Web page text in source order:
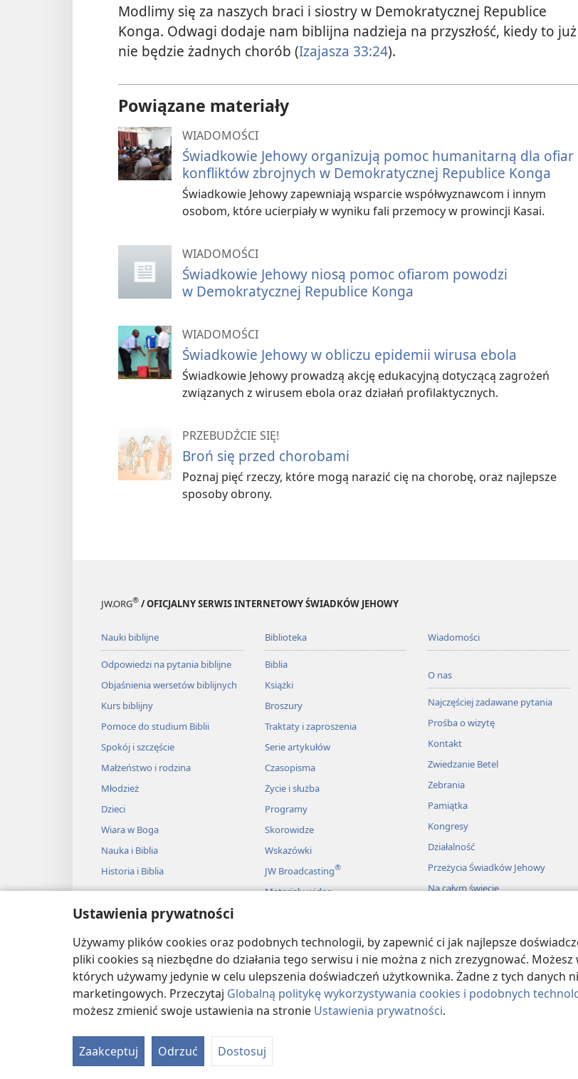
Ustawienia prywatności
Używamy plików cookies oraz podobnych technologii, by zapewnić ci jak najlepsze
pliki cookies są niezbędne do działania tego serwisu i nie można z nich zrezygnować.
których używamy jedynie w celu ulepszenia doświadczeń użytkownika. Żadne z tych danych
marketingowych. Przeczytaj Globalną politykę wykorzystywania cookies i podobnych
możesz zmienić swoje ustawienia na stronie Ustawienia prywatności.
Zaakceptuj Odrzuć Dostosuj
Modlimy się za naszych braci i siostry w Demokratycznej Republice
Konga. Odwagi dodaje nam biblijna nadzieja na przyszłość, kiedy to już
nie będzie żadnych chorób (Izajasza 33:24).
Powiązane materiały
WIADOMOŚCI
Świadkowie Jehowy organizują pomoc humanitarną dla ofiar
konfliktów zbrojnych w Demokratycznej Republice Konga
Świadkowie Jehowy zapewniają wsparcie współwyznawcom i innym
osobom, które ucierpiały w wyniku fali przemocy w prowincji Kasai.
WIADOMOŚCI
Świadkowie Jehowy niosą pomoc ofiarom powodzi
w Demokratycznej Republice Konga
WIADOMOŚCI
Świadkowie Jehowy w obliczu epidemii wirusa ebola
Świadkowie Jehowy prowadzą akcję edukacyjną dotyczącą zagrożeń
związanych z wirusem ebola oraz działań profilaktycznych.
PRZEBUDŹCIE SIĘ!
Broń się przed chorobami
Poznaj pięć rzeczy, które mogą narazić cię na chorobę, oraz najlepsze
sposoby obrony.
JW.ORG® / OFICJALNY SERWIS INTERNETOWY ŚWIADKÓW JEHOWY
Nauki biblijne
Odpowiedzi na pytania biblijne
Objaśnienia wersetów biblijnych
Kurs biblijny
Pomoce do studium Biblii
Spokój i szczęście
Małżeństwo i rodzina
Młodzież
Dzieci
Wiara w Boga
Nauka i Biblia
Historia i Biblia
Biblioteka
Biblia
Książki
Broszury
Traktaty i zaproszenia
Serie artykułów
Czasopisma
Życie i służba
Programy
Skorowidze
Wskazówki
JW Broadcasting®
Materiały wideo
Adaptacje dźwiękowe Biblii
Wiadomości
O nas
Najczęściej zadawane pytania
Prośba o wizytę
Kontakt
Zwiedzanie Betel
Zebrania
Pamiątka
Kongresy
Działalność
Przeżycia Świadków Jehowy
Na całym świecie
Copyright© 2026 Watch Tower Bible and Tract Society of Pennsylvania.